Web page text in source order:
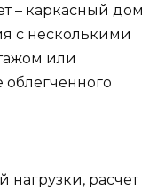
– каркасный дом
с несколькими
или
нагрузки, расчет